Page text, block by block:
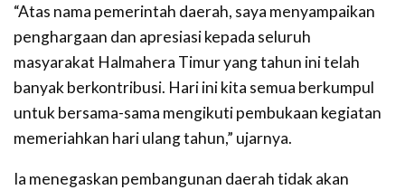
“Atas nama pemerintah daerah, saya menyampaikan
penghargaan dan apresiasi kepada seluruh
masyarakat Halmahera Timur yang tahun ini telah
banyak berkontribusi. Hari ini kita semua berkumpul
untuk bersama-sama mengikuti pembukaan kegiatan
memeriahkan hari ulang tahun,” ujarnya.
Ia menegaskan pembangunan daerah tidak akan